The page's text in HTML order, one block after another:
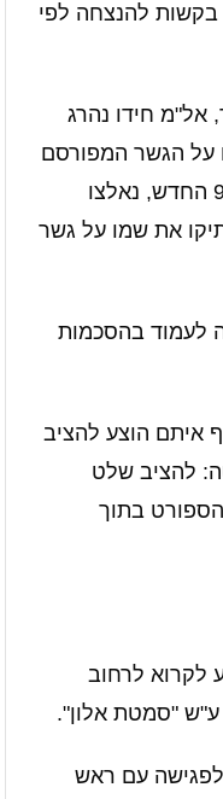
להנצחה לפי
אל"מ חידו נהרג
על הגשר המפורסם
בצומת רסקו. עם סלילת כביש 90 החדש, נאלצו
את שמו על גשר
לעמוד בהסכמות
איתם הוצע להציב
להציב שלט
בתוך
לקרוא לרחוב
ע"ש "סמטת אלון".
עם ראש